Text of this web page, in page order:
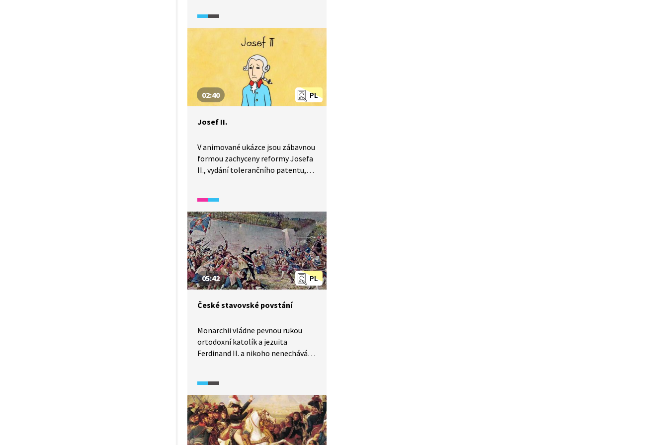
neuvěřitelně zpackaný atentát,
který se nakonec uskuteční vlastně
PL
02:40
Josef II.
V animované ukázce jsou zábavnou
formou zachyceny reformy Josefa
II., vydání tolerančního patentu,
atd.
PL
05:42
České stavovské povstání
Monarchii vládne pevnou rukou
ortodoxní katolík a jezuita
Ferdinand II. a nikoho nenechává
o zachování Rudolfova majestátu
o náboženské svobodě zruší tak, že
dokument přestřihne. Čechy se
bouří, pražskou defenestrací
začíná stavovské povstání, které je